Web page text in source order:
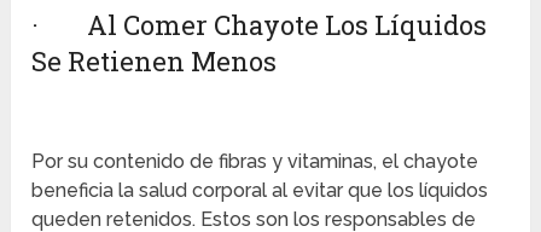
· Al Comer Chayote Los Líquidos
Se Retienen Menos
Por su contenido de fibras y vitaminas, el chayote
beneficia la salud corporal al evitar que los líquidos
queden retenidos. Estos son los responsables de